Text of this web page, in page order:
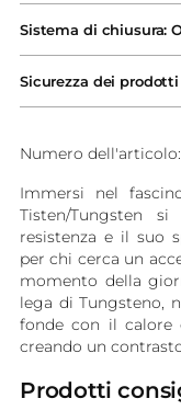
al
carrello...
Sistema di chiusura:
Sicurezza dei prodotti
Numero
Immersi nel
Tisten/Tungsten
resistenza e il suo
per chi cerca un
momento della
lega di Tungsteno,
fonde con il calore
creando un
Prodotti